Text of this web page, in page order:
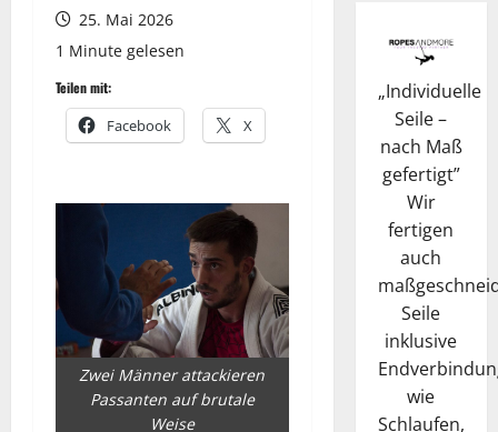
25. Mai 2026
1 Minute gelesen
Teilen mit:
Facebook X
Zwei Männer attackieren
Passanten auf brutale
Weise
„Individuelle
Seile –
nach Maß
gefertigt”
Wir
fertigen
auch
Seile
inklusive
wie
Schlaufen,